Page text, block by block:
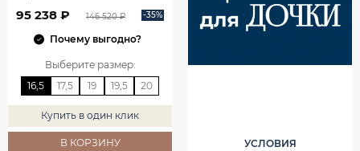
95 238 ₽ 146 520 ₽ -35%
Почему выгодно?
Выберите размер:
16,5
17,5 19 19,5 20
Купить в один клик
В КОРЗИНУ УСЛОВИЯ